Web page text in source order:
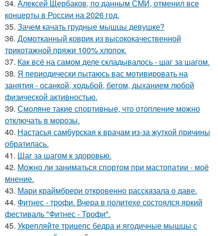
34. Алексей Щербаков, по данным СМИ, отменил все
концерты в России на 2026 год.
35. Зачем качать грудные мышцы девушке?
36. Домотканный коврик из высококачественной
трикотажной пряжи 100% хлопок.
37. Как всё на самом деле складывалось - шаг за шагом.
38. Я периодически пытаюсь вас мотивировать на
занятия - осанкой, ходьбой, бегом, дыханием любой
физической активностью.
39. Смоляне такие спортивные, что отопление можно
отключать в морозы.
40. Настасья самбурская к врачам из-за жуткой причины
обратилась.
41. Шаг за шагом к здоровью.
42. Можно ли заниматься спортом при мастопатии - моё
мнение.
43. Мари краймбрери откровенно рассказала о даве.
44. Фитнес - трофи. Вчера в политехе состоялся яркий
фестиваль "Фитнес - Трофи".
45. Укрепляйте трицепс бедра и ягодичные мышцы с